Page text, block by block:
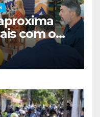
com o